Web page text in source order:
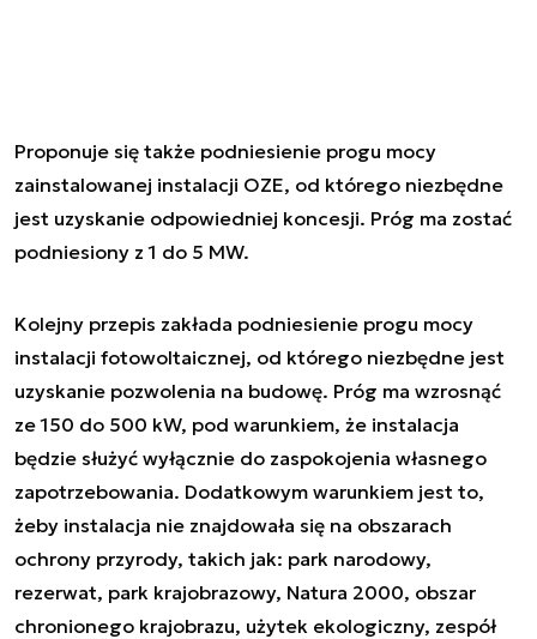
Proponuje się także podniesienie progu mocy
zainstalowanej instalacji OZE, od którego niezbędne
jest uzyskanie odpowiedniej koncesji. Próg ma zostać
podniesiony z 1 do 5 MW.
Kolejny przepis zakłada podniesienie progu mocy
instalacji fotowoltaicznej, od którego niezbędne jest
uzyskanie pozwolenia na budowę. Próg ma wzrosnąć
ze 150 do 500 kW, pod warunkiem, że instalacja
będzie służyć wyłącznie do zaspokojenia własnego
zapotrzebowania. Dodatkowym warunkiem jest to,
żeby instalacja nie znajdowała się na obszarach
ochrony przyrody, takich jak: park narodowy,
rezerwat, park krajobrazowy, Natura 2000, obszar
chronionego krajobrazu, użytek ekologiczny, zespół